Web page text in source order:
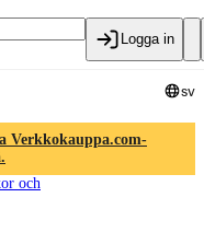
Logga in
sv
Verkkokauppa.com-
och